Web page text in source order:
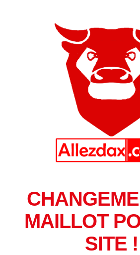
MAILLOT
SITE !